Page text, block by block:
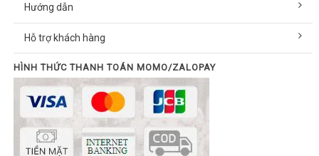
Hướng dẫn
Hỗ trợ khách hàng
HÌNH THỨC THANH TOÁN MOMO/ZALOPAY